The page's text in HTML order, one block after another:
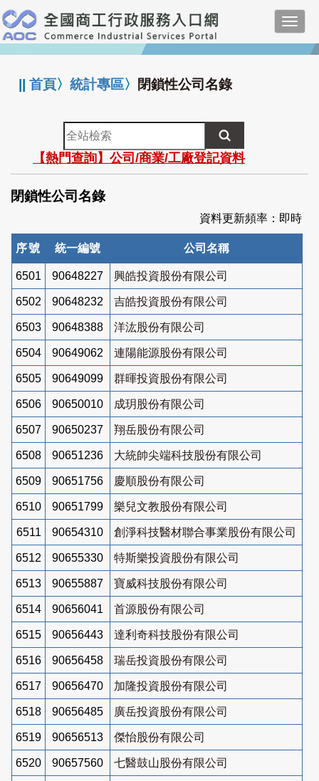
跳
到
主
要
:::
||首頁〉統計專區〉 閉鎖性公司名錄
全
站
檢
索
【熱門查詢】公司/商業/工廠登記資料
閉鎖性公司名錄
資料更新頻率：即時
序號 統一編號 公司名稱
6501 90648227 興皓投資股份有限公司
6502 90648232 吉皓投資股份有限公司
6503 90648388 洋汯股份有限公司
6504 90649062 連陽能源股份有限公司
6505 90649099 群暉投資股份有限公司
6506 90650010 成玥股份有限公司
6507 90650237 翔岳股份有限公司
6508 90651236 大統帥尖端科技股份有限公司
6509 90651756 慶順股份有限公司
6510 90651799 樂兒文教股份有限公司
6511 90654310 創淨科技醫材聯合事業股份有限公司
6512 90655330 特斯樂投資股份有限公司
6513 90655887 寶威科技股份有限公司
6514 90656041 首源股份有限公司
6515 90656443 達利奇科技股份有限公司
6516 90656458 瑞岳投資股份有限公司
6517 90656470 加隆投資股份有限公司
6518 90656485 廣岳投資股份有限公司
6519 90656513 傑怡股份有限公司
6520 90657560 七醫鼓山股份有限公司